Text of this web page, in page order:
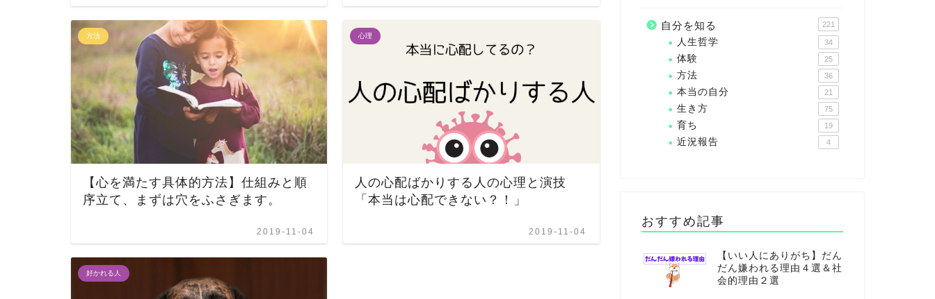
方法
【心を満たす具体的方法】仕組みと順
序立て、まずは穴をふさぎます。
2019-11-04
心理
人の心配ばかりする人の心理と演技
「本当は心配できない？！」
2019-11-04
好かれる人
自分を知る 221
人生哲学 34
体験 25
方法 36
本当の自分 21
生き方 75
育ち 19
近況報告 4
おすすめ記事
【いい人にありがち】だん
だん嫌われる理由４選＆社
会的理由２選